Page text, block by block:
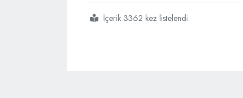
#bulgaristan
#büyükelçiliğindeki
#tek
#kişilik
#kokteylİçerik 3362 kez listelendi